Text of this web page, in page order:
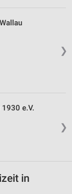
❯
❯
e.V.
in